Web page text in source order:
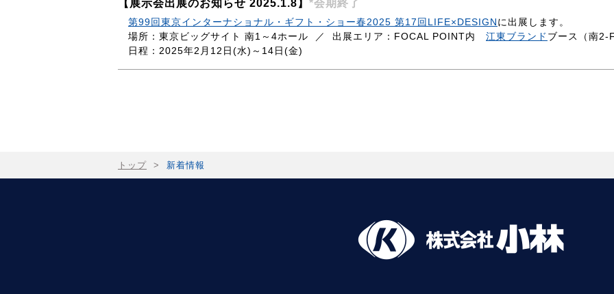
【展示会出展のお知らせ 2025.1.8】 *会期終了
第99回東京インターナショナル・ギフト・ショー春2025 第17回LIFE×DESIGNに出展します。
場所：東京ビッグサイト 南1～4ホール ／ 出展エリア：FOCAL POINT内 江東ブランド ブース（南2-
日程：2025年2月12日(水)～14日(金)
トップ > 新着情報